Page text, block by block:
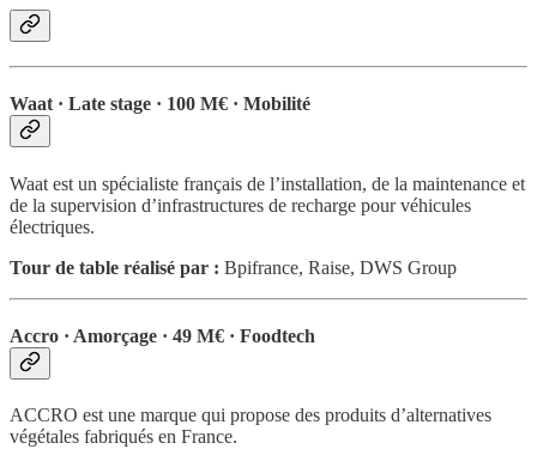
Waat · Late stage · 100 M€ · Mobilité
Waat est un spécialiste français de l’installation, de la maintenance et
de la supervision d’infrastructures de recharge pour véhicules
électriques.
Tour de table réalisé par : Bpifrance, Raise, DWS Group
Accro · Amorçage · 49 M€ · Foodtech
ACCRO est une marque qui propose des produits d’alternatives
végétales fabriqués en France.